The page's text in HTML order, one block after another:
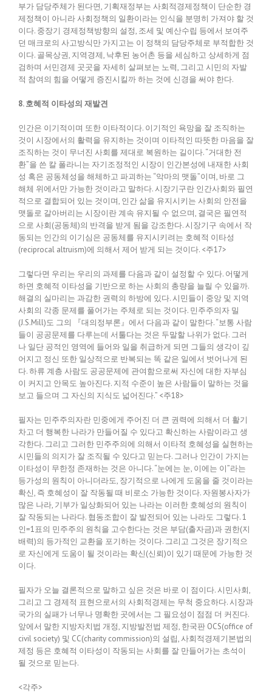
부가 담당주체가 된다면, 기획재정부는 사회적경제정책이 단순한 경
제정책이 아니라 사회정책의 일환이라는 인식을 분명히 가져야 할 것
이다. 중장기 경제정책방향의 설정, 조세 및 예산수립 등에서 보여주
던 매크로의 사고방식만 가지고는 이 정책의 담당주체로 부적합한 것
이다. 골목상권, 지역경제, 낙후된 농어촌 등을 세심하고 상세하게 점
검하며 서민경제 곳곳을 자세히 살펴보는 노력, 그리고 시민의 자발
적 참여의 힘을 어떻게 증진시킬까 하는 것에 신경을 써야 한다.
8. 호혜적 이타성의 재발견
인간은 이기적이며 또한 이타적이다. 이기적인 욕망을 잘 조직하는
것이 시장에서의 활력을 유지하는 것이며 이타적인 따뜻한 마음을 잘
조직하는 것이 무너진 사회를 제대로 복원하는 길이다. “거대한 전
환”을 쓴 칼 폴라니는 자기조정적인 시장이 인간본성에 내재한 사회
성 혹은 공동체성을 해체하고 파괴하는 “악마의 맷돌”이며, 바로 그
해체 위에서만 가능한 것이라고 말하다. 시장기구란 인간사회와 필연
적으로 결합되어 있는 것이며, 인간 삶을 유지시키는 사회의 안전을
맷돌로 갈아버리는 시장이란 계속 유지될 수 없으며, 결국은 필연적
으로 사회(공동체)의 반격을 받게 됨을 강조한다. 시장기구 속에서 작
동되는 인간의 이기심은 공동체를 유지시키려는 호혜적 이타성
(reciprocal altruism)에 의해서 제어 받게 되는 것이다. <주17>
그렇다면 우리는 우리의 과제를 다음과 같이 설정할 수 있다. 어떻게
하면 호혜적 이타성을 기반으로 하는 사회의 총량을 늘릴 수 있을까.
해결의 실마리는 과감한 권력의 하방에 있다. 시민들이 중앙 및 지역
사회의 각종 문제를 풀어가는 주체로 되는 것이다. 민주주의자 밀
(J.S.Mill)도 그의 『대의정부론』에서 다음과 같이 말한다. “보통 사람
들이 공공문제를 다루는데 서툴다는 것은 두말할 나위가 없다. 그러
나 일단 공적인 영역에 들어와 일을 취급하게 되면 그들의 생각이 깊
어지고 정신 또한 일상적으로 반복되는 똑 같은 일에서 벗어나게 된
다. 하류 계층 사람도 공공문제에 관여함으로써 자신에 대한 자부심
이 커지고 안목도 높아진다. 지적 수준이 높은 사람들이 말하는 것을
보고 들으며 그 자신의 지식도 넓어진다.” <주18>
필자는 민주주의자란 민중에게 주어진 더 큰 권력에 의해서 더 활기
차고 더 행복한 나라가 만들어질 수 있다고 확신하는 사람이라고 생
각한다. 그리고 그러한 민주주의에 의해서 이타적 호혜성을 실현하는
시민들의 의지가 잘 조직될 수 있다고 믿는다. 그러나 인간이 가지는
이타성이 무한정 존재하는 것은 아니다. “눈에는 눈, 이에는 이”라는
등가성의 원칙이 아니더라도, 장기적으로 나에게 도움을 줄 것이라는
확신, 즉 호혜성이 잘 작동될 때 비로소 가능한 것이다. 자원봉사자가
많은 나라, 기부가 일상화되어 있는 나라는 이러한 호혜성의 원칙이
잘 작동되는 나라다. 협동조합이 잘 발전되어 있는 나라도 그렇다. 1
인=1표의 민주주의 원칙을 고수한다는 것은 부담(출자금)과 권한(지
배력)의 등가적인 교환을 포기하는 것이다. 그리고 그것은 장기적으
로 자신에게 도움이 될 것이라는 확신(신뢰)이 있기 때문에 가능한 것
이다.
필자가 오늘 결론적으로 말하고 싶은 것은 바로 이 점이다. 시민사회,
그리고 그 경제적 표현으로서의 사회적경제는 무척 중요하다. 시장과
국가의 실패가 너무나 명확한 곳에서는 그 필요성이 점점 더 커진다.
앞에서 말한 지방자치법 개정, 지방발전법 제정, 한국판 OCS(office of
civil society) 및 CC(charity commission)의 설립, 사회적경제기본법의
제정 등은 호혜적 이타성이 작동되는 사회를 잘 만들어가는 초석이
될 것으로 믿는다.
<각주>